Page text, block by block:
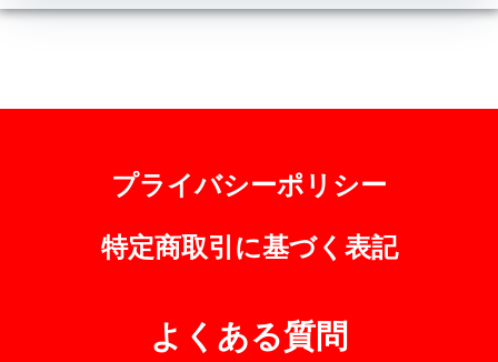
プライバシーポリシー
特定商取引に基づく表記
よくある質問